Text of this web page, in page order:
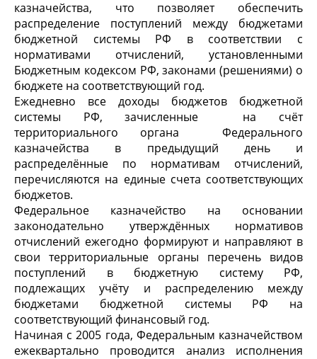
казначейства, что позволяет обеспечить
распределение поступлений между бюджетами
бюджетной системы РФ в соответствии с
нормативами отчислений, установленными
Бюджетным кодексом РФ, законами (решениями) о
бюджете на соответствующий год.
Ежедневно все доходы бюджетов бюджетной
системы РФ, зачисленные на счёт
территориального органа Федерального
казначейства в предыдущий день и
распределённые по нормативам отчислений,
перечисляются на единые счета соответствующих
бюджетов.
Федеральное казначейство на основании
законодательно утверждённых нормативов
отчислений ежегодно формируют и направляют в
свои территориальные органы перечень видов
поступлений в бюджетную систему РФ,
подлежащих учёту и распределению между
бюджетами бюджетной системы РФ на
соответствующий финансовый год.
Начиная с 2005 года, Федеральным казначейством
ежеквартально проводится анализ исполнения